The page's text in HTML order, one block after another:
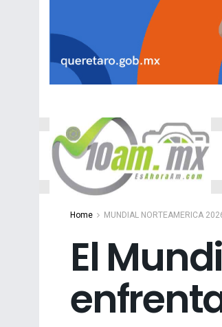
Home MUNDIAL NORTEAMERICA
El